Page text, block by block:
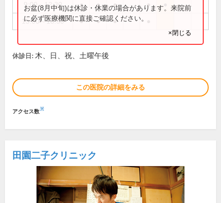
9:00～12:30 ● ● ● ●
15:00～18:30 ● ● ●
お盆(8月中旬)は休診・休業の場合があります。来院前
に必ず医療機関に直接ご確認ください。
×閉じる
休診日: 木、日、祝、土曜午後
この医院の詳細をみる
アクセス数※
田園二子クリニック